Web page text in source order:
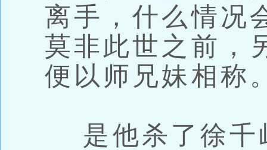
离手，什么情况
莫非此世之前，
便以师兄妹相称
是他杀了徐千